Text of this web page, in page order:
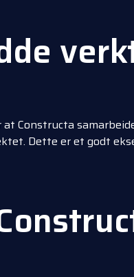
Constructa
Dette er et godt